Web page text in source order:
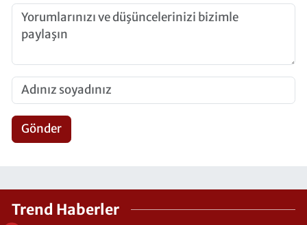
Gönder
Trend Haberler